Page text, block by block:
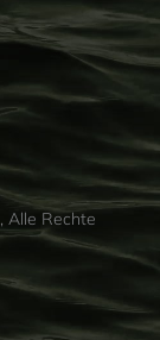
, Alle Rechte